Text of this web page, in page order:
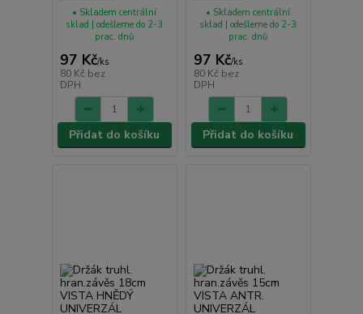
97 Kč/ks
80 Kč bez
DPH
• Skladem centrální
sklad | odešleme do 2-3
prac. dnů
Přidat do košíku
97 Kč/ks
80 Kč bez
DPH
• Skladem centrální
sklad | odešleme do 2-3
prac. dnů
Přidat do košíku